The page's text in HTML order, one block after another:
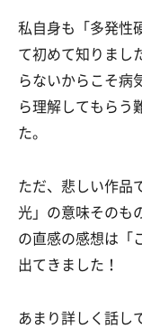
私自身も「多発性
て初めて知りまし
らないからこそ病
ら理解してもらう
た。
ただ、悲しい作品
光」の意味そのも
の直感の感想は「
出てきました！
あまり詳しく話し